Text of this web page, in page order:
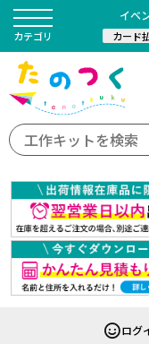
イベ
カード
カテゴリ
ログ